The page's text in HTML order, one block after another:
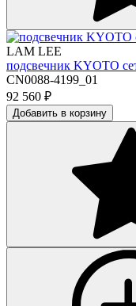
LAM LEE
подсвечник KYOTO
CN0088-4199_01
92 560 ₽
Добавить в корзину